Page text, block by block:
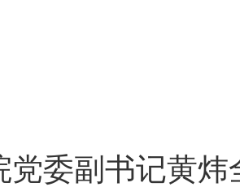
党委副书记黄炜